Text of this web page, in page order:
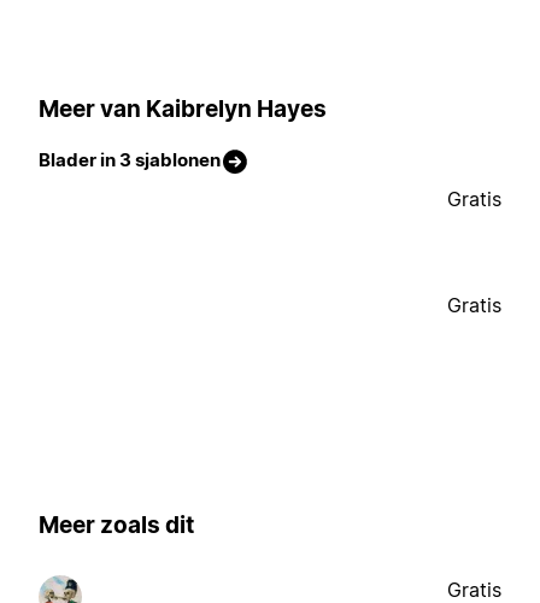
Meer van Kaibrelyn Hayes
Blader in 3 sjablonen
Gratis
Gratis
Meer zoals dit
Gratis